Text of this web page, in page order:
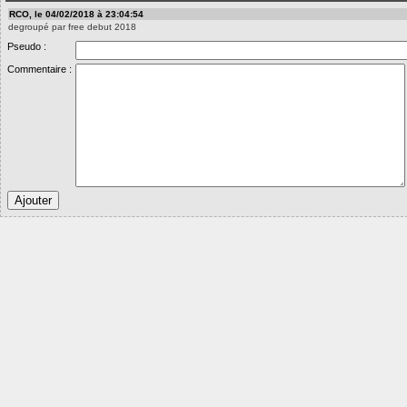
RCO, le 04/02/2018 à 23:04:54
degroupé par free debut 2018
Pseudo :
Commentaire :